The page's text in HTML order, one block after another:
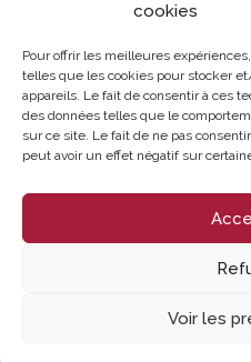
cookies
Pour offrir les meilleures
telles que les cookies pour stocker
appareils. Le fait de consentir à ces
des données telles que le
sur ce site. Le fait de ne pas
peut avoir un effet négatif sur
Voir les
© Copyright 2026 – Tous